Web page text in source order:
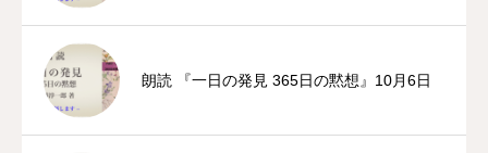
朗読 『一日の発見 365日の黙想』10月6日